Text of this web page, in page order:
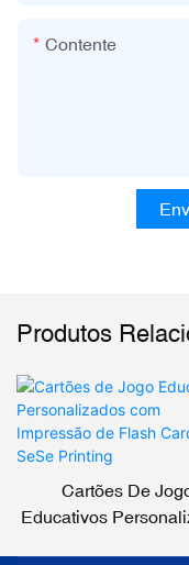
Contente
Produtos
Cartões De
Educativos